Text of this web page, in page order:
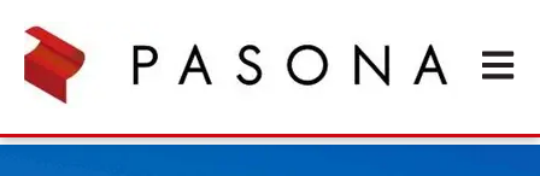
Open